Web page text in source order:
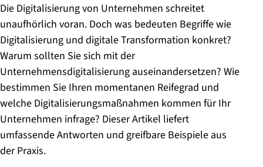
Die Digitalisierung von Unternehmen schreitet
unaufhörlich voran. Doch was bedeuten Begriffe wie
Digitalisierung und digitale Transformation konkret?
Warum sollten Sie sich mit der
Unternehmensdigitalisierung auseinandersetzen? Wie
bestimmen Sie Ihren momentanen Reifegrad und
welche Digitalisierungsmaßnahmen kommen für Ihr
Unternehmen infrage? Dieser Artikel liefert
umfassende Antworten und greifbare Beispiele aus
der Praxis.